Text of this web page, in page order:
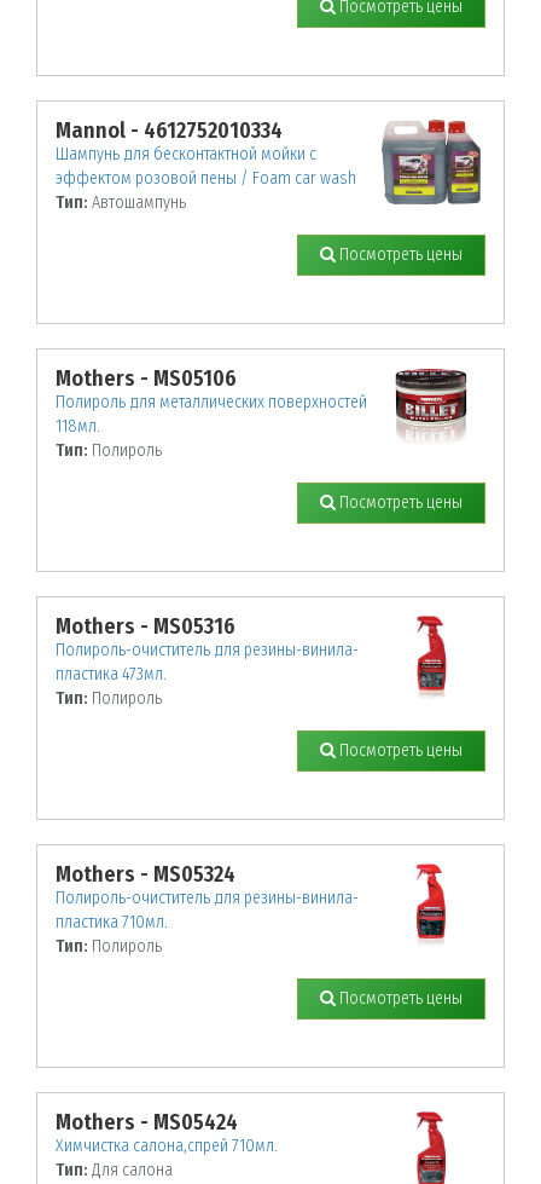
Посмотреть цены
Mannol - 4612752010334
Шампунь для бесконтактной мойки с
эффектом розовой пены / Foam car wash
Тип: Автошампунь
Посмотреть цены
Mothers - MS05106
Полироль для металлических поверхностей
118мл.
Тип: Полироль
Посмотреть цены
Mothers - MS05316
Полироль-очиститель для резины-винила-
пластика 473мл.
Тип: Полироль
Посмотреть цены
Mothers - MS05324
Полироль-очиститель для резины-винила-
пластика 710мл.
Тип: Полироль
Посмотреть цены
Mothers - MS05424
Химчистка салона,спрей 710мл.
Тип: Для салона